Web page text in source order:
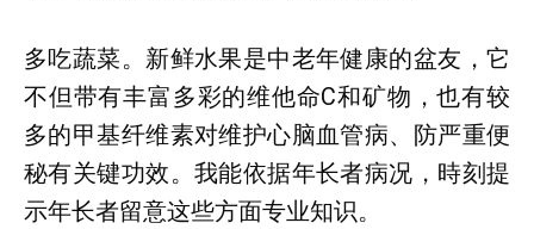
多吃蔬菜。新鲜水果是中老年健康的盆友，它
不但带有丰富多彩的维他命C和矿物，也有较
多的甲基纤维素对维护心脑血管病、防严重便
秘有关键功效。我能依据年长者病况，時刻提
示年长者留意这些方面专业知识。